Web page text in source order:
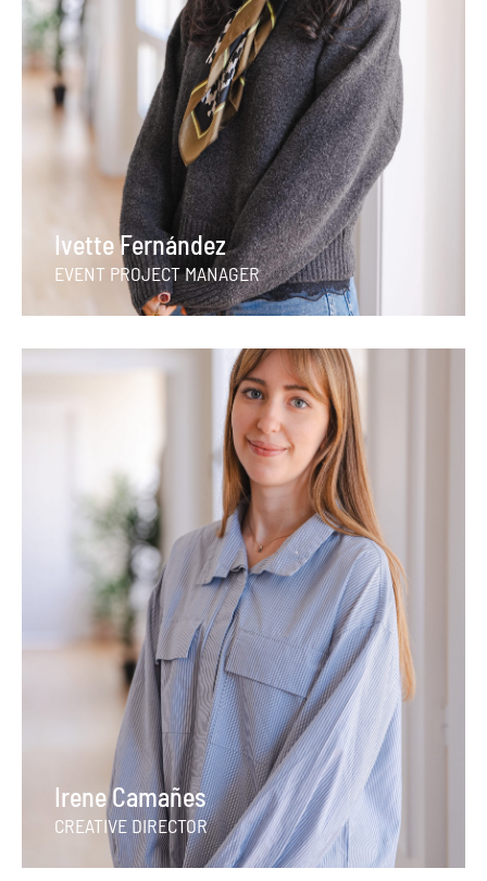
Ivette Fernández
EVENT PROJECT MANAGER
Irene Camañes
CREATIVE DIRECTOR